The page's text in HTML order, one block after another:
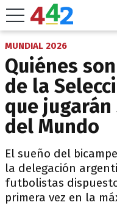
MUNDIAL 2026
Quiénes
de la
que jugarán
del Mundo
El sueño del
la delegación
futbolistas
primera vez en la